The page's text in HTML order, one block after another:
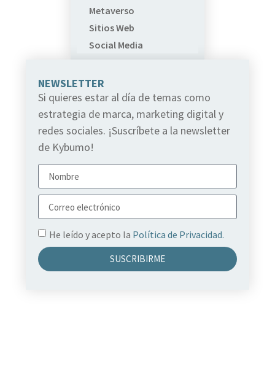
Metaverso
Sitios Web
Social Media
NEWSLETTER
Si quieres estar al día de temas como
estrategia de marca, marketing digital y
redes sociales. ¡Suscríbete a la newsletter
de Kybumo!
He leído y acepto la Política de Privacidad.
SUSCRIBIRME